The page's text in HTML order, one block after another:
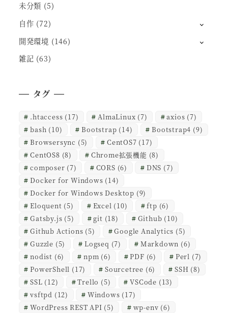
未分類 (5)
自作 (72)
開発環境 (146)
雑記 (63)
タグ
.htaccess (17) AlmaLinux (7) axios (7)
bash (10) Bootstrap (14) Bootstrap4 (9)
Browsersync (5) CentOS7 (17)
CentOS8 (8) Chrome拡張機能 (8)
composer (7) CORS (6) DNS (7)
Docker for Windows (14)
Docker for Windows Desktop (9)
Eloquent (5) Excel (10) ftp (6)
Gatsby.js (5) git (18) Github (10)
Github Actions (5) Google Analytics (5)
Guzzle (5) Logseq (7) Markdown (6)
nodist (6) npm (6) PDF (6) Perl (7)
PowerShell (17) Sourcetree (6) SSH (8)
SSL (12) Trello (5) VSCode (13)
vsftpd (12) Windows (17)
WordPress REST API (5) wp-env (6)